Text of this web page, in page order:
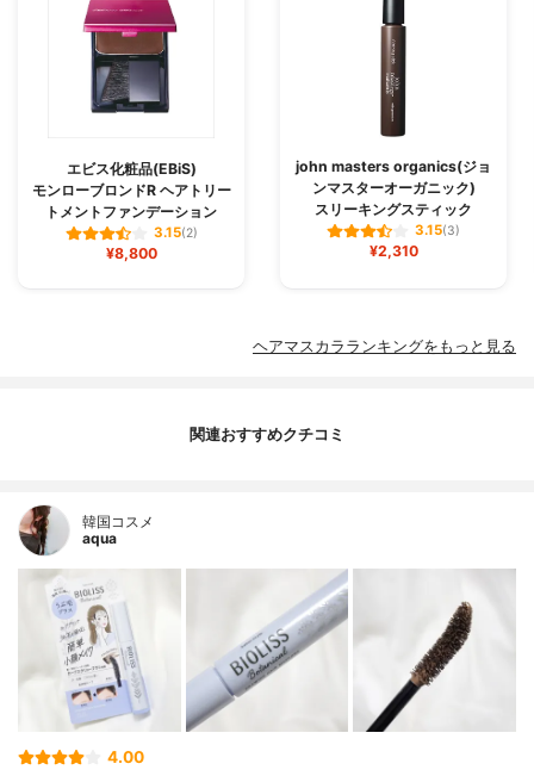
エビス化粧品(EBiS)
モンローブロンドR ヘアトリー
トメントファンデーション
3.15(2)
¥8,800
john masters organics(ジョ
ンマスターオーガニック)
スリーキングスティック
3.15(3)
¥2,310
ヘアマスカラランキングをもっと見る
関連おすすめクチコミ
韓国コスメ
aqua
4.00